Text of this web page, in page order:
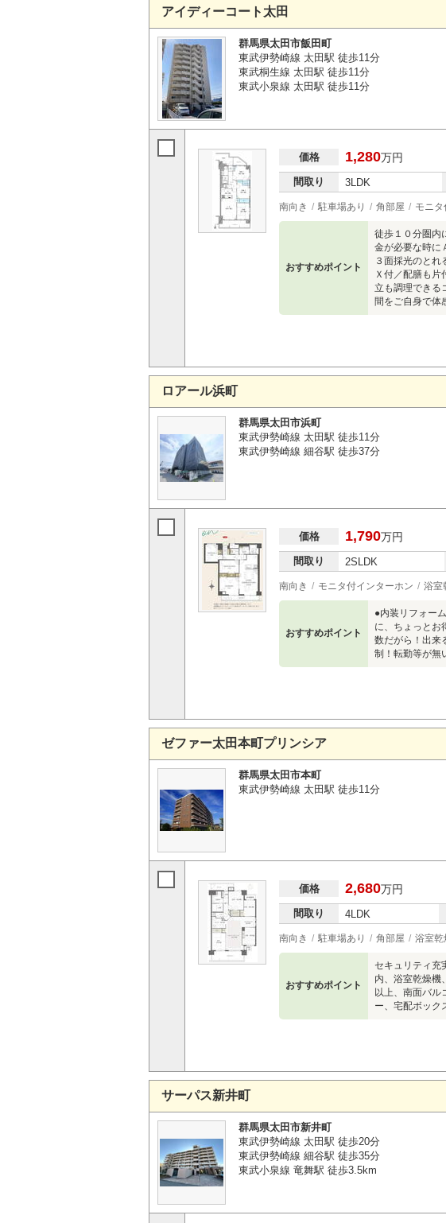
アイディーコート太田
群馬県太田市飯田町
東武伊勢崎線 太田駅 徒歩11分
東武桐生線 太田駅 徒歩11分
東武小泉線 太田駅 徒歩11分
価格 1,280万円
間取り 3LDK
南向き 駐車場あり 角部屋 モニ
おすすめポイント
徒歩１０分圏内
金が必要な時に
３面採光のと
Ｘ付／配膳も
立も調理できる
間をご自身で体
ロアール浜町
群馬県太田市浜町
東武伊勢崎線 太田駅 徒歩11分
東武伊勢崎線 細谷駅 徒歩37分
価格 1,790万円
間取り 2SLDK
南向き モニタ付インターホン 浴室
おすすめポイント
●内装リフォー
に、ちょっとお
数だがら！出来
制！転勤等が無
ゼファー太田本町プリンシア
群馬県太田市本町
東武伊勢崎線 太田駅 徒歩11分
価格 2,680万円
間取り 4LDK
南向き 駐車場あり 角部屋 浴室乾
おすすめポイント
セキュリティ充
内、浴室乾燥機
以上、南面バル
ー、宅配ボッ
サーパス新井町
群馬県太田市新井町
東武伊勢崎線 太田駅 徒歩20分
東武伊勢崎線 細谷駅 徒歩35分
東武小泉線 竜舞駅 徒歩3.5km